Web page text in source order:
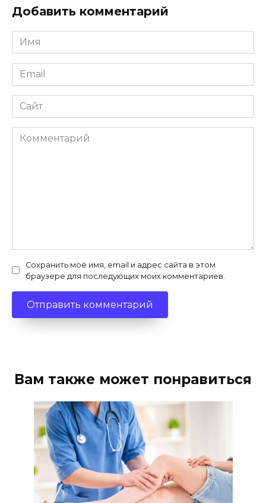
Добавить комментарий
Имя
*
Email
*
Сайт
Комментарий
Сохранить моё имя, email и адрес сайта в этом
браузере для последующих моих комментариев.
Вам также может понравиться